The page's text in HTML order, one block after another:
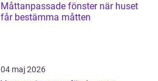
Måttanpassade fönster när huset
får bestämma måtten
04 maj 2026